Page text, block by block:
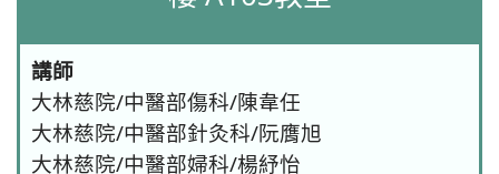
講師
大林慈院/中醫部傷科/陳韋任
大林慈院/中醫部針灸科/阮膺旭
大林慈院/中醫部婦科/楊紓怡